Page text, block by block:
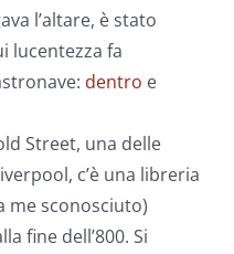
l’altare, è stato
lucentezza fa
dentro e
Street, una delle
c’è una libreria
me sconosciuto)
fine dell’800. Si